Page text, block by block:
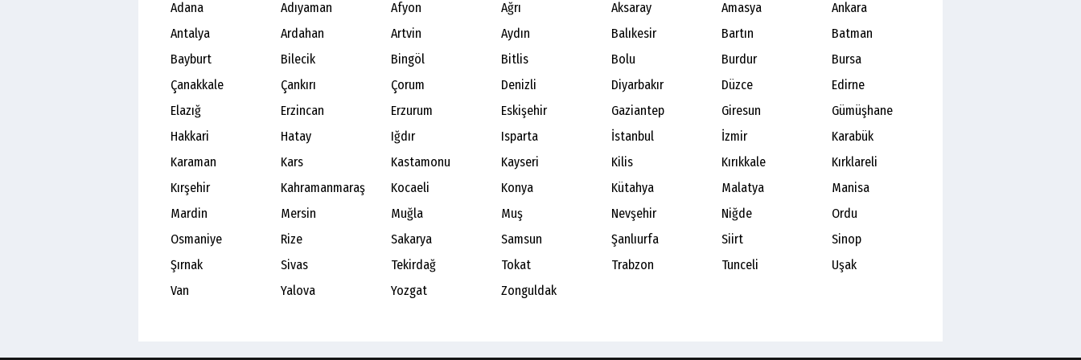
Adana Adıyaman Afyon Ağrı Aksaray Amasya
Ankara
Antalya
Ardahan Artvin Aydın Balıkesir Bartın
Batman
Bayburt
Bilecik Bingöl Bitlis Bolu Burdur
Bursa
Çanakkale
Çankırı Çorum Denizli Diyarbakır Düzce
Edirne
Elazığ
Erzincan Erzurum Eskişehir Gaziantep Giresun
Gümüşhane
Hakkari
Hatay Iğdır Isparta İstanbul İzmir
Karabük
Karaman
Kars Kastamonu Kayseri Kilis Kırıkkale
Kırklareli
Kırşehir
Kahramanmaraş Kocaeli Konya Kütahya Malatya
Manisa
Mardin
Mersin Muğla Muş Nevşehir Niğde
Ordu
Osmaniye
Rize Sakarya Samsun Şanlıurfa Siirt
Sinop
Şırnak
Sivas Tekirdağ Tokat Trabzon Tunceli
Uşak
Van
Yalova Yozgat Zonguldak